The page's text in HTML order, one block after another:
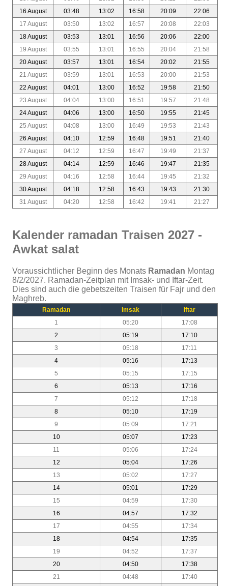
16 August
03:48 13:02 16:58 20:09
22:06
17 August
03:50 13:02 16:57 20:08
22:03
18 August
03:53 13:01 16:56 20:06
22:00
19 August
03:55 13:01 16:55 20:04
21:58
20 August
03:57 13:01 16:54 20:02
21:55
21 August
03:59 13:01 16:53 20:00
21:53
22 August
04:01 13:00 16:52 19:58
21:50
23 August
04:04 13:00 16:51 19:57
21:48
24 August
04:06 13:00 16:50 19:55
21:45
25 August
04:08 13:00 16:49 19:53
21:43
26 August
04:10 12:59 16:48 19:51
21:40
27 August
04:12 12:59 16:47 19:49
21:37
28 August
04:14 12:59 16:46 19:47
21:35
29 August
04:16 12:58 16:44 19:45
21:32
30 August
04:18 12:58 16:43 19:43
21:30
31 August
04:20 12:58 16:42 19:41 21:27
Kalender ramadan Traisen 2027 -
Awkat salat
Voraussichtlicher Beginn des Monats Ramadan Montag
8/2/2027. Ramadan-Zeitplan mit Imsak- und Iftar-Zeit.
Dies sind auch die gebetszeiten Traisen für Fajr und den
Maghreb.
Ramadan Imsak
Iftar
1
05:20
17:08
2
05:19
17:10
3
05:18
17:11
4
05:16
17:13
5
05:15
17:15
6
05:13
17:16
7
05:12
17:18
8
05:10
17:19
9
05:09
17:21
10
05:07
17:23
11
05:06
17:24
12
05:04
17:26
13
05:02
17:27
14
05:01
17:29
15
04:59
17:30
16
04:57
17:32
17
04:55
17:34
18
04:54
17:35
19
04:52
17:37
20
04:50
17:38
21
04:48
17:40